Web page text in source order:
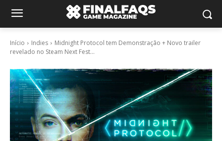
Início Indies
Midnight Protocol tem Demonstração + Novo trailer
revelado no Steam Next Fest...